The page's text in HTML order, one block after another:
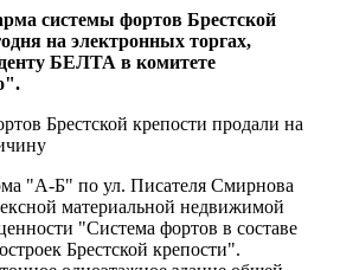
системы фортов Брестской
на электронных торгах,
БЕЛТА в комитете
"А-Б" по ул. Писателя Смирнова
материальной недвижимой
"Система фортов в составе
Брестской крепости".